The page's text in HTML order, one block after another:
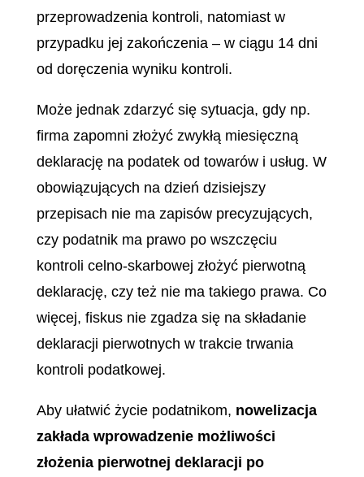
przeprowadzenia kontroli, natomiast w
przypadku jej zakończenia – w ciągu 14 dni
od doręczenia wyniku kontroli.
Może jednak zdarzyć się sytuacja, gdy np.
firma zapomni złożyć zwykłą miesięczną
deklarację na podatek od towarów i usług. W
obowiązujących na dzień dzisiejszy
przepisach nie ma zapisów precyzujących,
czy podatnik ma prawo po wszczęciu
kontroli celno-skarbowej złożyć pierwotną
deklarację, czy też nie ma takiego prawa. Co
więcej, fiskus nie zgadza się na składanie
deklaracji pierwotnych w trakcie trwania
kontroli podatkowej.
Aby ułatwić życie podatnikom, nowelizacja
zakłada wprowadzenie możliwości
złożenia pierwotnej deklaracji po